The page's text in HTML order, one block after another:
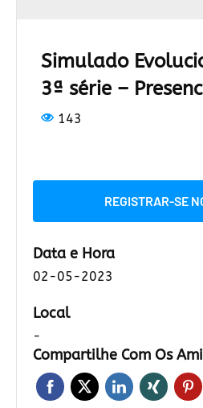
Simulado
3ª série –
143
REGISTRAR-SE
Data e Hora
02-05-2023
Local
-
Compartilhe Com Os